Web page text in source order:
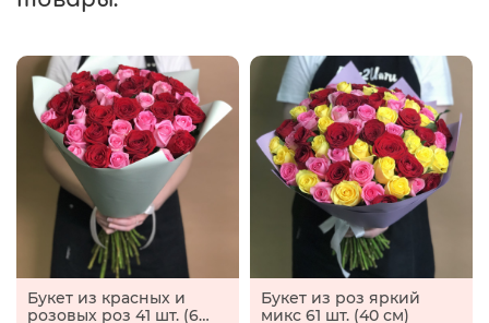
Букет из красных и
розовых роз 41 шт. (60
Букет из роз яркий
микс 61 шт. (40 см)